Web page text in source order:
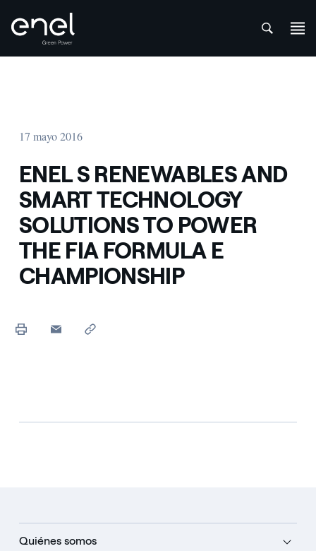
17 mayo 2016
ENEL S RENEWABLES AND
SMART TECHNOLOGY
SOLUTIONS TO POWER
THE FIA FORMULA E
CHAMPIONSHIP
Quiénes somos